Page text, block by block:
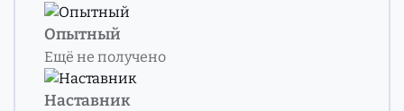
Опытный
Ещё не получено
Наставник